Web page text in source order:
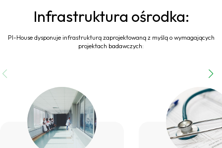
Infrastruktura ośrodka:
PI-House dysponuje infrastrukturą zaprojektowaną z myślą o wymagających
projektach badawczych: